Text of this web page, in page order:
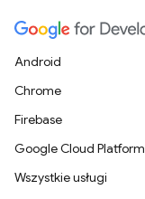
Android
Chrome
Firebase
Google Cloud Platform
Wszystkie usługi